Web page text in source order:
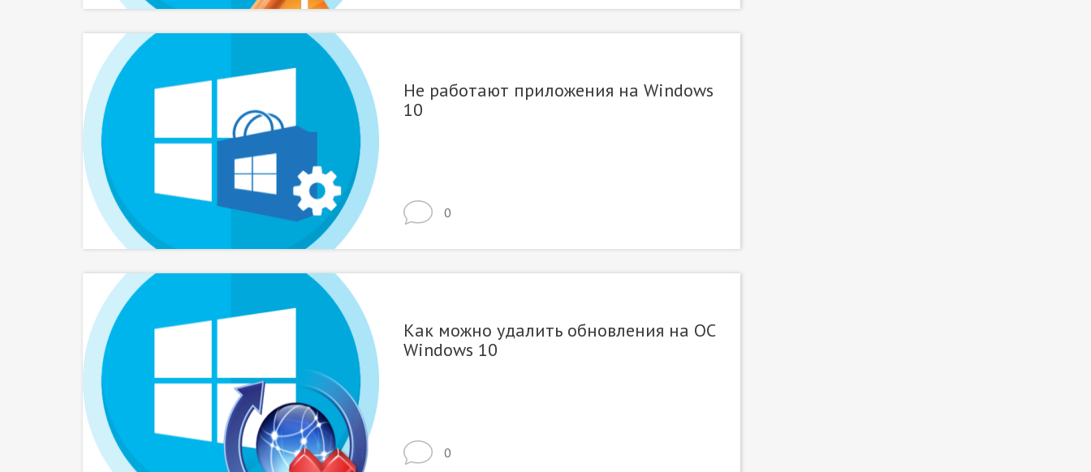
Не работают приложения на Windows
10
0
Как можно удалить обновления на ОС
Windows 10
0